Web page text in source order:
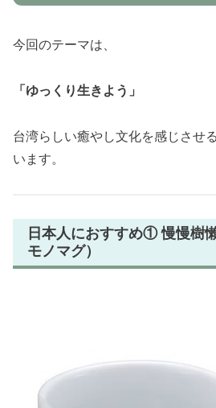
今回のテーマは、
「ゆっくり生きよう」
台湾らしい癒やし文化を感じさせ
います。
日本人におすすめ① 慢慢樹
モノマグ）